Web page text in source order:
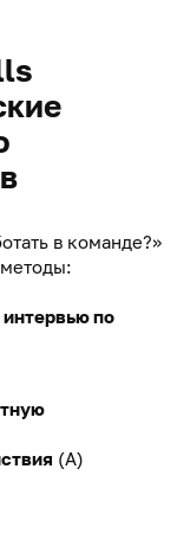
в команде?»
методы:
по
(A)